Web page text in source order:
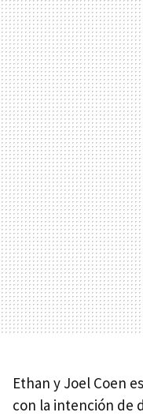
Ethan y Joel Coen
con la intención de